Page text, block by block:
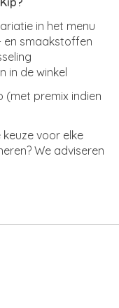
in het menu
en smaakstoffen
in de winkel
(met premix indien
voor elke
We adviseren